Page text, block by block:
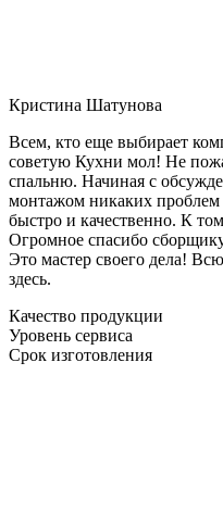
Кристина Шатунова
Всем, кто еще выбирает
советую Кухни мол! Не
спальню. Начиная с
монтажом никаких
быстро и качественно. К
Огромное спасибо
Это мастер своего дела!
здесь.
Качество продукции
Уровень сервиса
Срок изготовления